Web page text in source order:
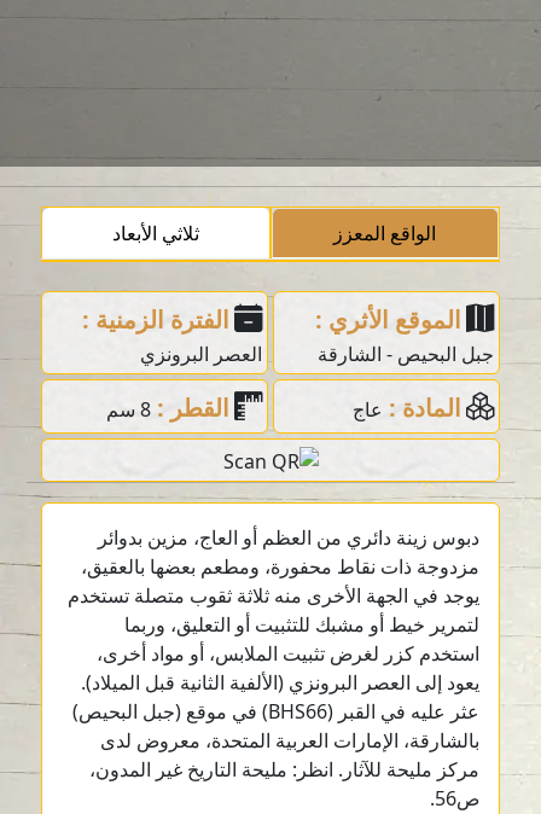
الواقع المعزز ثلاثي الأبعاد
الموقع الأثري :
جبل البحيص - الشارقة
الفترة الزمنية :
العصر البرونزي
المادة : عاج القطر : 8 سم
دبوس زينة دائري من العظم أو العاج، مزين بدوائر
مزدوجة ذات نقاط محفورة، ومطعم بعضها بالعقيق،
يوجد في الجهة الأخرى منه ثلاثة ثقوب متصلة تستخدم
لتمرير خيط أو مشبك للتثبيت أو التعليق، وربما
استخدم كزر لغرض تثبيت الملابس، أو مواد أخرى،
يعود إلى العصر البرونزي (الألفية الثانية قبل الميلاد).
عثر عليه في القبر (BHS66) في موقع (جبل البحيص)
بالشارقة، الإمارات العربية المتحدة، معروض لدى
مركز مليحة للآثار. انظر: مليحة التاريخ غير المدون،
ص56.